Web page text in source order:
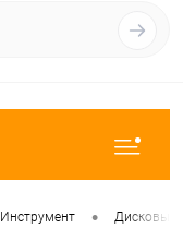
Инструмент •